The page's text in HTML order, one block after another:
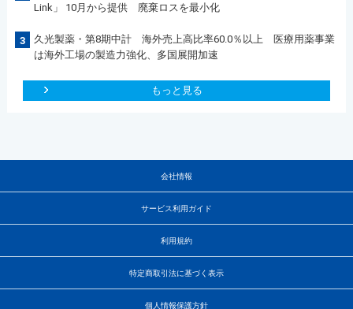
Link」 10月から提供 廃棄ロスを最小化
3
久光製薬・第8期中計 海外売上高比率60.0％以上 医療用薬事業
は海外工場の製造力強化、多国展開加速
もっと見る
会社情報
サービス利用ガイド
利用規約
特定商取引法に基づく表示
個人情報保護方針